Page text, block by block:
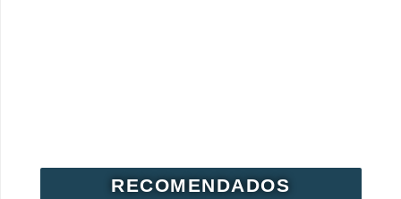
RECOMENDADOS